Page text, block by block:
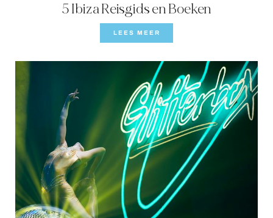
5 Ibiza Reisgids en Boeken
LEES MEER